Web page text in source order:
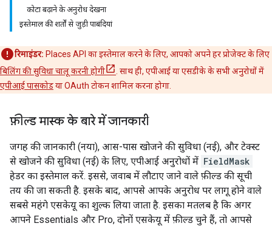
कोटा बढ़ाने के अनुरोध देखना
इस्तेमाल की शर्तों से जुड़ी पाबंदियां
रिमाइंडर: Places API का इस्तेमाल करने के लिए, आपको अपने हर प्रोजेक्ट के लिए
बिलिंग की सुविधा चालू करनी होगी
. साथ ही, एपीआई या एसडीके के सभी अनुरोधों में
एपीआई पासकोडया OAuth टोकन शामिल करना होगा.
फ़ील्ड मास्क के बारे में जानकारी
जगह की जानकारी (नया), आस-पास खोजने की सुविधा (नई), और टेक्स्ट
से खोजने की सुविधा (नई) के लिए, एपीआई अनुरोधों में FieldMask
हेडर का इस्तेमाल करें. इससे, जवाब में लौटाए जाने वाले फ़ील्ड की सूची
तय की जा सकती है. इसके बाद, आपसे आपके अनुरोध पर लागू होने वाले
सबसे महंगे एसकेयू का शुल्क लिया जाता है. इसका मतलब है कि अगर
आपने Essentials और Pro, दोनों एसकेयू में फ़ील्ड चुने हैं, तो आपसे